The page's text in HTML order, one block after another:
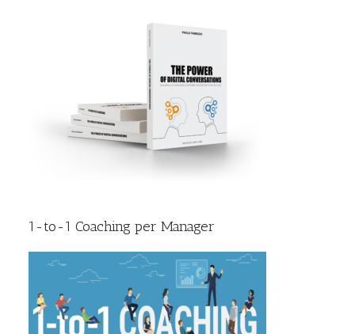
1-to-1 Coaching per Manager